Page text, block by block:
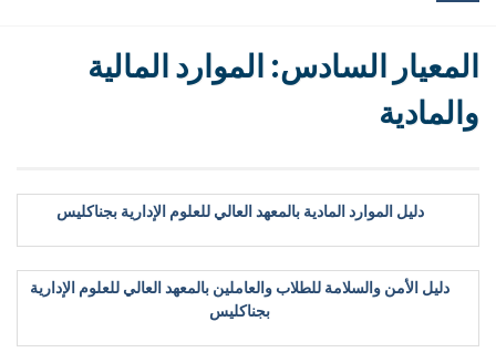
المعيار السادس: الموارد المالية
والمادية
دليل الموارد المادية بالمعهد العالي للعلوم الإدارية بجناكليس
دليل الأمن والسلامة للطلاب والعاملين بالمعهد العالي للعلوم الإدارية
بجناكليس